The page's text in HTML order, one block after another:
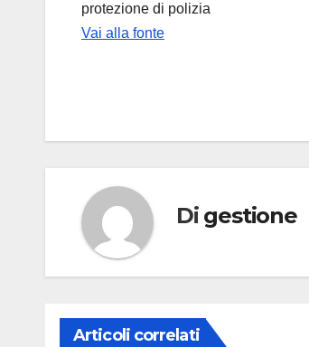
protezione di polizia
Vai alla fonte
Di gestione
Articoli correlati